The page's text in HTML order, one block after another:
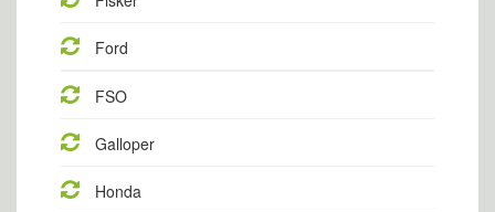
Ford
FSO
Galloper
Honda